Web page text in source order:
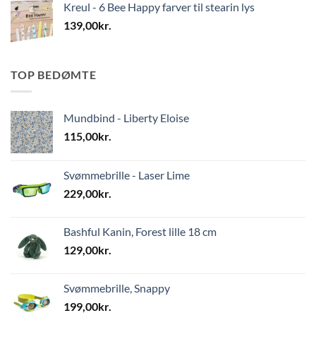
Kreul - 6 Bee Happy farver til stearin lys
139,00kr.
TOP BEDØMTE
Mundbind - Liberty Eloise
115,00kr.
Svømmebrille - Laser Lime
229,00kr.
Bashful Kanin, Forest lille 18 cm
129,00kr.
Svømmebrille, Snappy
199,00kr.